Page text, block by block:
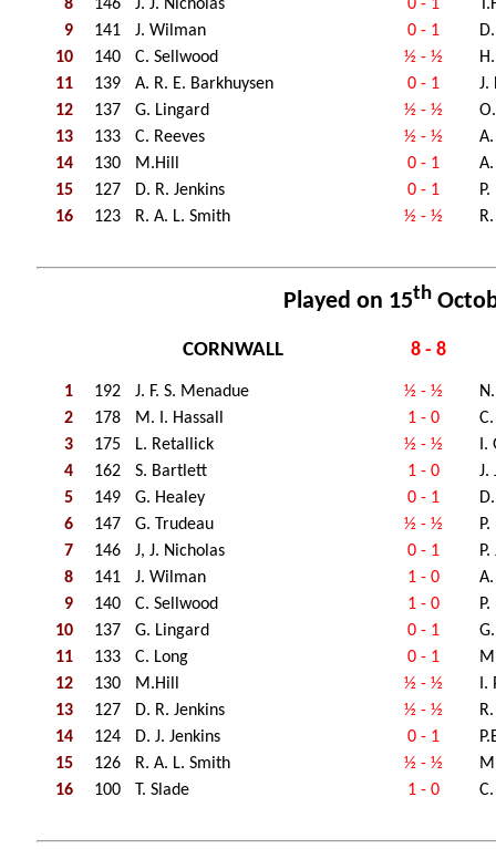
8
146 J. J. Nicholas 0 - 1
9
141 J. Wilman 0 - 1
10
140 C. Sellwood ½ - ½
11
139 A. R. E. Barkhuysen 0 - 1
J.
12
137 G. Lingard ½ - ½
13
133 C. Reeves ½ - ½
14
130 M.Hill 0 - 1
15
127 D. R. Jenkins 0 - 1
16
123 R. A. L. Smith ½ - ½
Played on 15th
CORNWALL 8 - 8
1 192 J. F. S. Menadue ½ - ½
2
178 M. I. Hassall 1 - 0
3
175 L. Retallick ½ - ½
4
162 S. Bartlett 1 - 0
J.
5
149 G. Healey 0 - 1
6
147 G. Trudeau ½ - ½
7
146 J, J. Nicholas 0 - 1
8
141 J. Wilman 1 - 0
9
140 C. Sellwood 1 - 0
10
137 G. Lingard 0 - 1
11
133 C. Long 0 - 1
12
130 M.Hill ½ - ½
I.
13
127 D. R. Jenkins ½ - ½
14
124 D. J. Jenkins 0 - 1
15
126 R. A. L. Smith ½ - ½
16
100 T. Slade 1 - 0